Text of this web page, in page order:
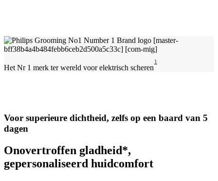
Het Nr 1 merk ter wereld voor elektrisch scheren
1
Voor superieure dichtheid, zelfs op een baard van 5
dagen
Onovertroffen gladheid*,
gepersonaliseerd huidcomfort